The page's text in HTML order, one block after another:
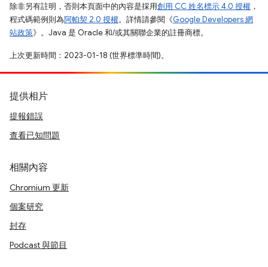
除非另有註明，否則本頁面中的內容是採用創用 CC 姓名標示 4.0 授權 ，
程式碼範例則為阿帕契 2.0 授權。詳情請參閱《Google Developers 網
站政策》。Java 是 Oracle 和/或其關聯企業的註冊商標。
上次更新時間：2023-01-18 (世界標準時間)。
提供相片
提報錯誤
查看已知問題
相關內容
Chromium 更新
個案研究
封存
Podcast 與節目